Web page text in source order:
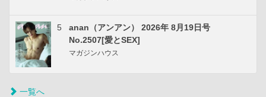
5
anan（アンアン） 2026年 8月19日号
No.2507[愛とSEX]
マガジンハウス
一覧へ